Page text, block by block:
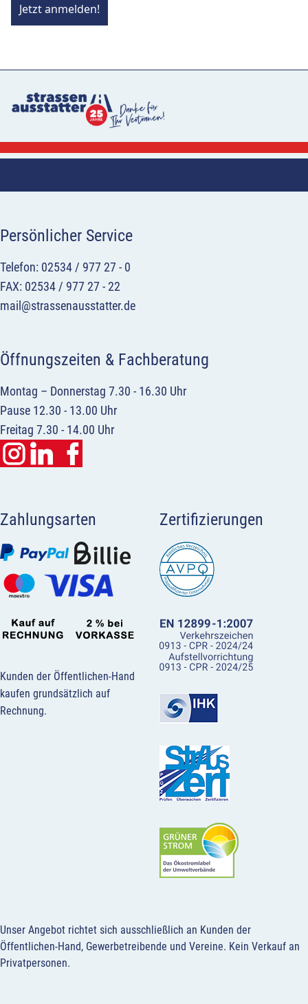
Jetzt anmelden!
Persönlicher Service
Telefon: 02534 / 977 27 - 0
FAX: 02534 / 977 27 - 22
mail@strassenausstatter.de
Öffnungszeiten & Fachberatung
Montag – Donnerstag 7.30 - 16.30 Uhr
Pause 12.30 - 13.00 Uhr
Freitag 7.30 - 14.00 Uhr
Zahlungsarten
Kunden der Öffentlichen-Hand
kaufen grundsätzlich auf
Rechnung.
Zertifizierungen
Unser Angebot richtet sich ausschließlich an Kunden der
Öffentlichen-Hand, Gewerbetreibende und Vereine. Kein Verkauf an
Privatpersonen.